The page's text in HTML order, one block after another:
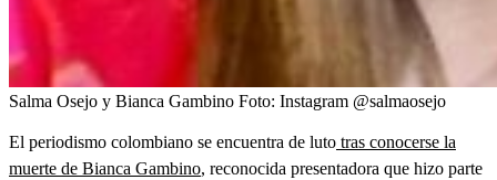
Salma Osejo y Bianca Gambino Foto: Instagram @salmaosejo
El periodismo colombiano se encuentra de luto tras conocerse la
muerte de Bianca Gambino, reconocida presentadora que hizo parte